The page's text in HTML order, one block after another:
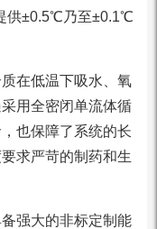
供±0.5℃乃至±0.1℃
在低温下吸水、氧
用全密闭单流体循
也保障了系统的长
求严苛的制药和生
强大的非标定制能